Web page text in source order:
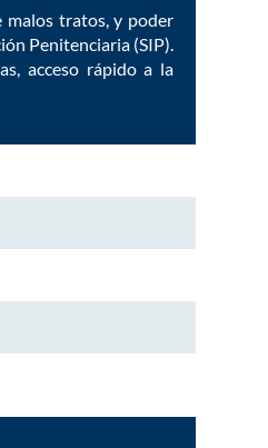
malos tratos, y poder
Penitenciaria (SIP).
acceso rápido a la